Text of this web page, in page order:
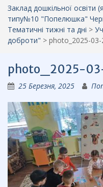
Заклад дошкільної освіти
типу№10 "Попелюшка"
Тематичні тижні та дні >
доброти" > photo_2025-03-
photo_2025-
25 Березня, 2025